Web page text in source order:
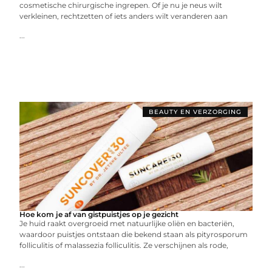
cosmetische chirurgische ingrepen. Of je nu je neus wilt
verkleinen, rechtzetten of iets anders wilt veranderen aan
...
BEAUTY EN VERZORGING
Hoe kom je af van gistpuistjes op je gezicht
Je huid raakt overgroeid met natuurlijke oliën en bacteriën,
waardoor puistjes ontstaan die bekend staan als pityrosporum
folliculitis of malassezia folliculitis. Ze verschijnen als rode,
...